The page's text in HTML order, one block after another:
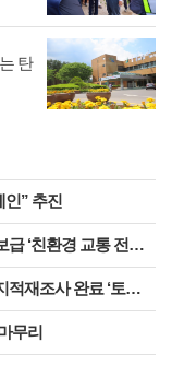
탄
인” 추진
교통 전환 지원 확대’
계 바로잡고 주민 불편 해소’
무리